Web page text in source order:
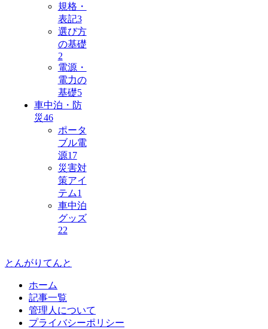
規格・
表記3
選び方
の基礎
2
電源・
電力の
基礎5
車中泊・防
災46
ポータ
ブル電
源17
災害対
策アイ
テム1
車中泊
グッズ
22
とんがりてんと
ホーム
記事一覧
管理人について
プライバシーポリシー